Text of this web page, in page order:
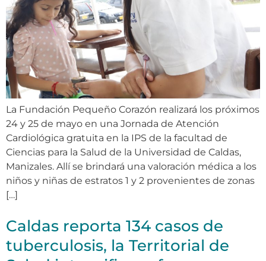
La Fundación Pequeño Corazón realizará los próximos
24 y 25 de mayo en una Jornada de Atención
Cardiológica gratuita en la IPS de la facultad de
Ciencias para la Salud de la Universidad de Caldas,
Manizales. Allí se brindará una valoración médica a los
niños y niñas de estratos 1 y 2 provenientes de zonas
[…]
Caldas reporta 134 casos de
tuberculosis, la Territorial de